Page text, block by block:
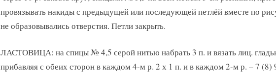
провязывать накиды с предыдущей или последующей петлёй вместе по
не образовывались отверстия. Петли закрыть.
ЛАСТОВИЦА: на спицы № 4,5 серой нитью набрать 3 п. и вязать лиц.
прибавляя с обеих сторон в каждом 4-м р. 2 х 1 п. и в каждом 2-м р. – 7 (8)